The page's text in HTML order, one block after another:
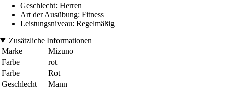
Geschlecht: Herren
Art der Ausübung: Fitness
Leistungsniveau: Regelmäßig
Zusätzliche Informationen
Marke
Mizuno
Farbe
rot
Farbe
Rot
Geschlecht
Mann